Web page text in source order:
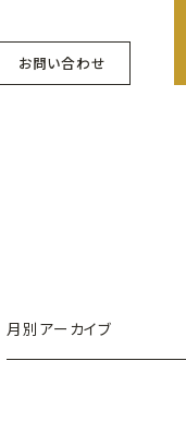
お問い合わせ
月別アーカイブ